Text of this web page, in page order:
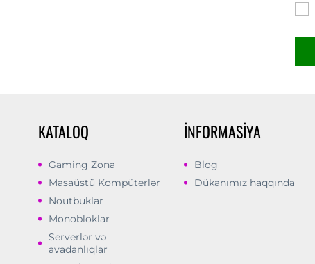
KATALOQ
Gaming Zona
Masaüstü Kompüterlər
Noutbuklar
Monobloklar
Serverlər və
avadanlıqlar
İNFORMASIYA
Blog
Dükanımız haqqında